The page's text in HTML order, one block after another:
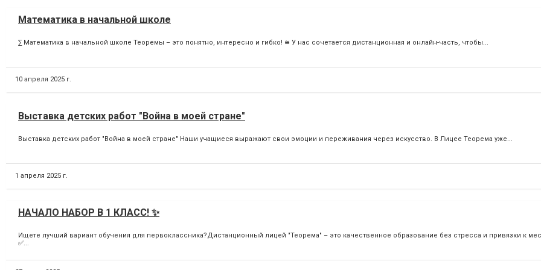
Математика в начальной школе
∑ Математика в начальной школе Теоремы – это понятно, интересно и гибко! ≅ У нас сочетается дистанционная и онлайн-часть, чтобы...
10 апреля 2025 г.
Выставка детских работ "Война в моей стране"
Выставка детских работ "Война в моей стране" Наши учащиеся выражают свои эмоции и переживания через искусство. В Лицее Теорема уже...
1 апреля 2025 г.
НАЧАЛО НАБОР В 1 КЛАСС! ✨
Ищете лучший вариант обучения для первоклассника?Дистанционный лицей "Теорема" – это качественное образование без стресса и привязки к
✅...